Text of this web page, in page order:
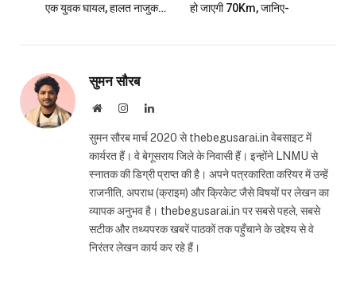
एक युवक घायल, हालत नाजुक…
हो जाएगी 70Km, जानिए-
सुमन सौरब
WebsiteInstagramLinkedIn
सुमन सौरब मार्च 2020 से thebegusarai.in वेबसाइट में
कार्यरत हैं। वे बेगूसराय जिले के निवासी हैं। इन्होंने LNMU से
स्नातक की डिग्री प्राप्त की है। अपने पत्रकारिता करियर में उन्हें
राजनीति, अपराध (क्राइम) और क्रिकेट जैसे विषयों पर लेखन का
व्यापक अनुभव है। thebegusarai.in पर सबसे पहले, सबसे
सटीक और तथ्यपरक खबरें पाठकों तक पहुँचाने के उद्देश्य से वे
निरंतर लेखन कार्य कर रहे हैं।